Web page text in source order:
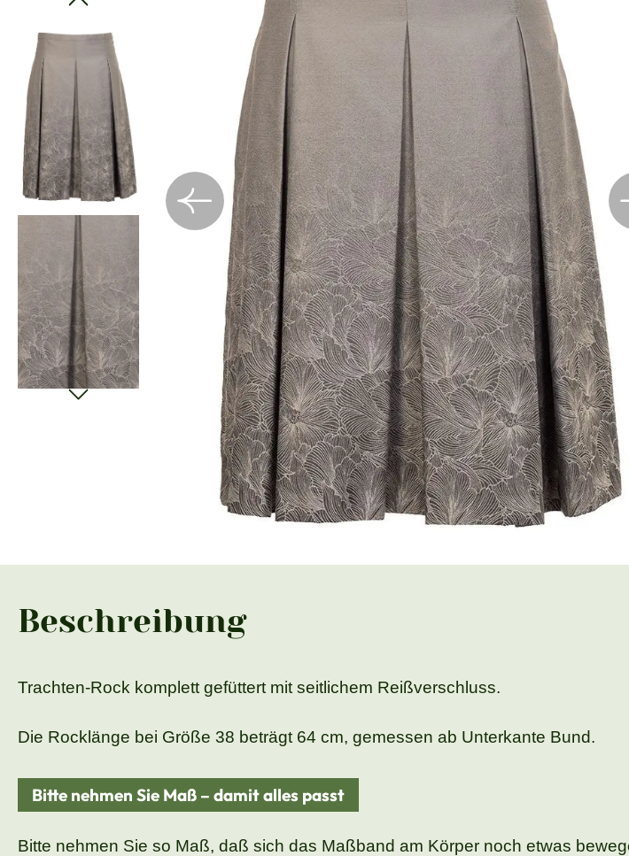
Beschreibung
Trachten-Rock komplett gefüttert mit seitlichem Reißverschluss.
Die Rocklänge bei Größe 38 beträgt 64 cm, gemessen ab Unterkante Bund.
Bitte nehmen Sie Maß – damit alles passt
Bitte nehmen Sie so Maß, daß sich das Maßband am Körper noch etwas